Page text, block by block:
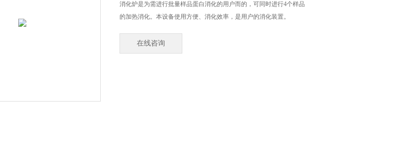
消化炉是为需进行批量样品蛋白消化的用户而的，可同时进行4个样品
的加热消化。本设备使用方便、消化效率，是用户的消化装置。
在线咨询